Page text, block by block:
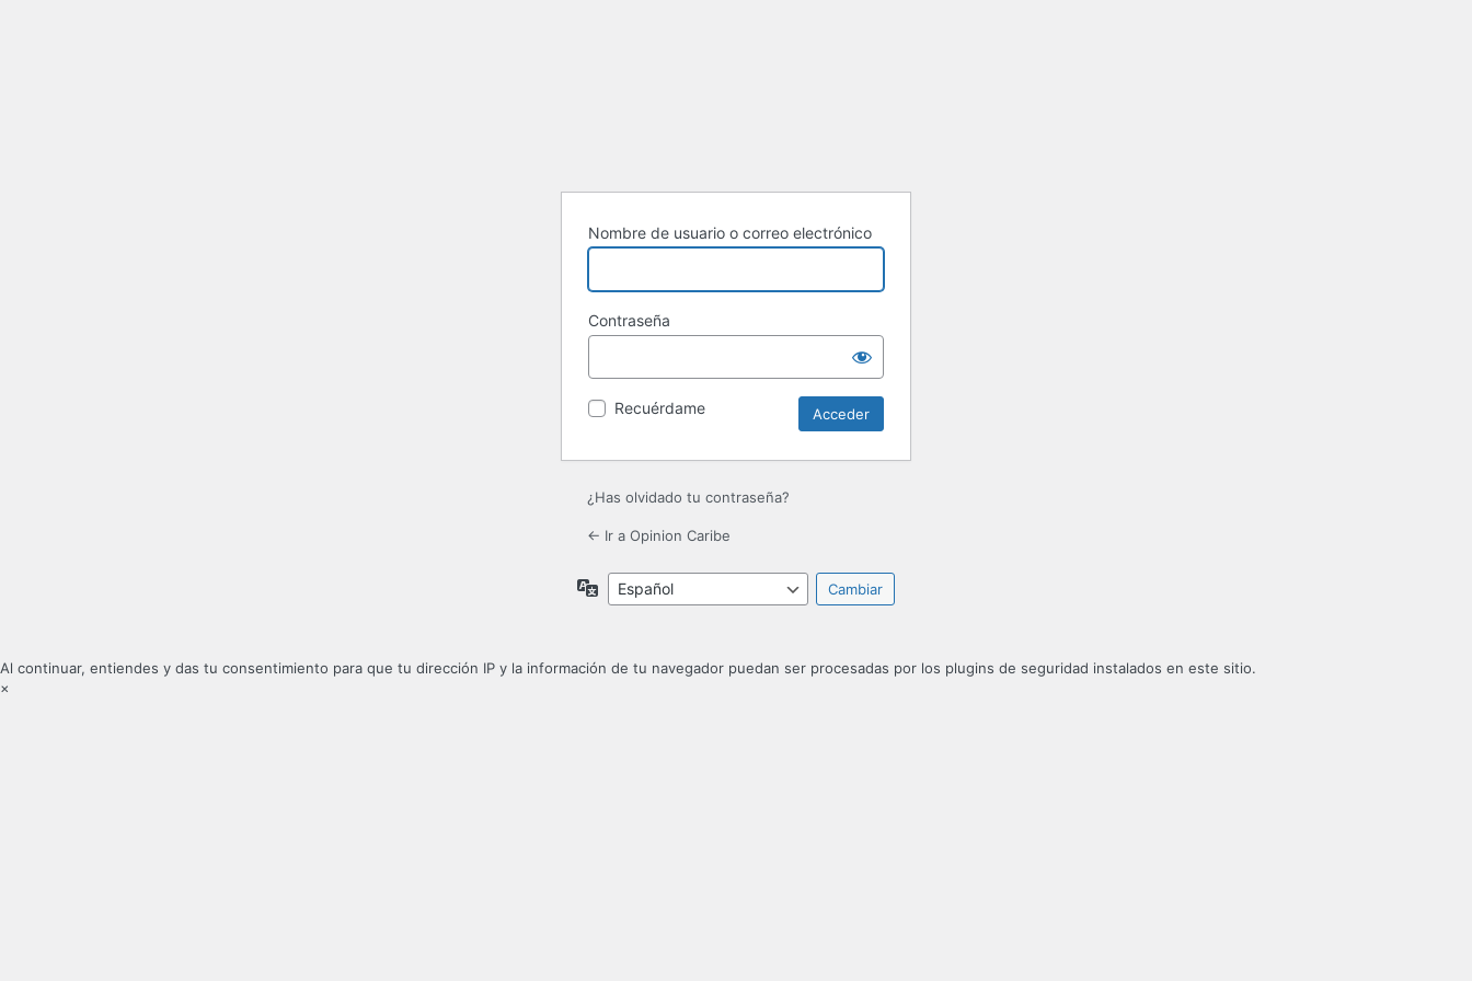
Nombre de usuario o correo electrónico
Contraseña
Recuérdame
¿Has olvidado tu contraseña?
← Ir a Opinion Caribe
Idioma
Al continuar, entiendes y das tu consentimiento para que tu dirección IP y la información de tu navegador puedan ser procesadas por los plugins de seguridad instalados en este sitio.
×